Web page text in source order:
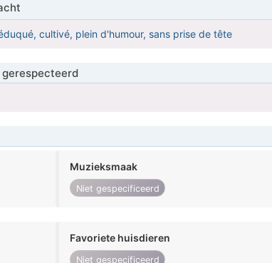
cultivé, plein d'humour, sans prise de tête
Muzieksmaak
Niet gespecificeerd
Favoriete huisdieren
Niet gespecificeerd